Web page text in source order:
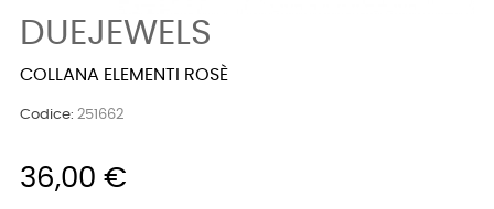
DUEJEWELS
COLLANA ELEMENTI ROSÈ
Codice: 251662
36,00 €